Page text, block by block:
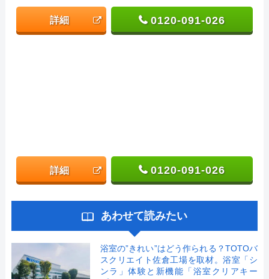
詳細 0120-091-026
詳細 0120-091-026
あわせて読みたい
浴室の”きれい”はどう作られる？TOTOバ
スクリエイト佐倉工場を取材。浴室「シ
ンラ」体験と新機能「浴室クリアキー